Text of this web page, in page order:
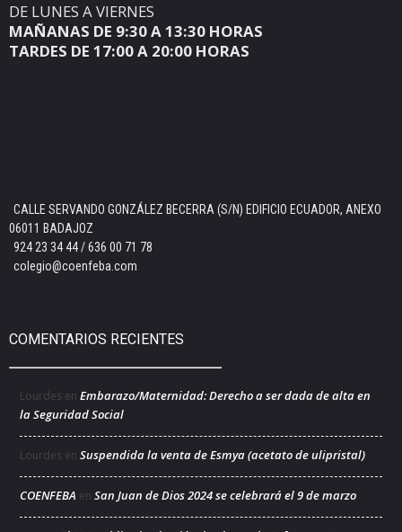
DE LUNES A VIERNES
MAÑANAS DE 9:30 A 13:30 HORAS
TARDES DE 17:00 A 20:00 HORAS
CALLE SERVANDO GONZÁLEZ BECERRA (S/N) EDIFICIO ECUADOR, ANEXO
06011 BADAJOZ
924 23 34 44 / 636 00 71 78
colegio@coenfeba.com
COMENTARIOS RECIENTES
Lourdes en Embarazo/Maternidad: Derecho a ser dada de alta en
la Seguridad Social
Lourdes en Suspendida la venta de Esmya (acetato de ulipristal)
COENFEBA en San Juan de Dios 2024 se celebrará el 9 de marzo